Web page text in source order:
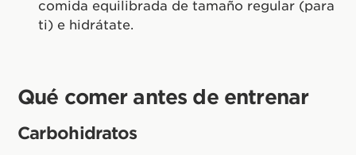
comida equilibrada de tamaño regular (para
ti) e hidrátate.
Qué comer antes de entrenar
Carbohidratos